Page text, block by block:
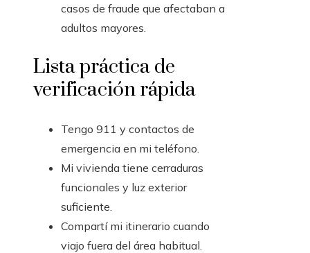
casos de fraude que afectaban a
adultos mayores.
Lista práctica de
verificación rápida
Tengo 911 y contactos de
emergencia en mi teléfono.
Mi vivienda tiene cerraduras
funcionales y luz exterior
suficiente.
Compartí mi itinerario cuando
viajo fuera del área habitual.